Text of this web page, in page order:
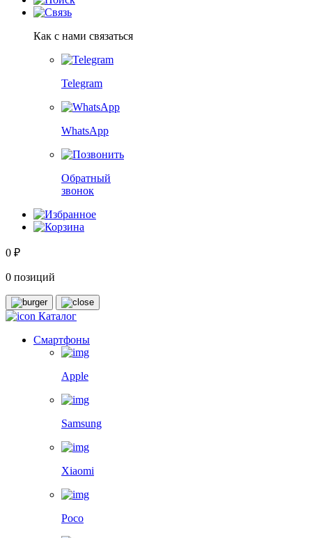
Как с нами связаться
Telegram
WhatsApp
Обратный
звонок
0 ₽
0 позиций
Каталог
Смартфоны
Apple
Samsung
Xiaomi
Poco